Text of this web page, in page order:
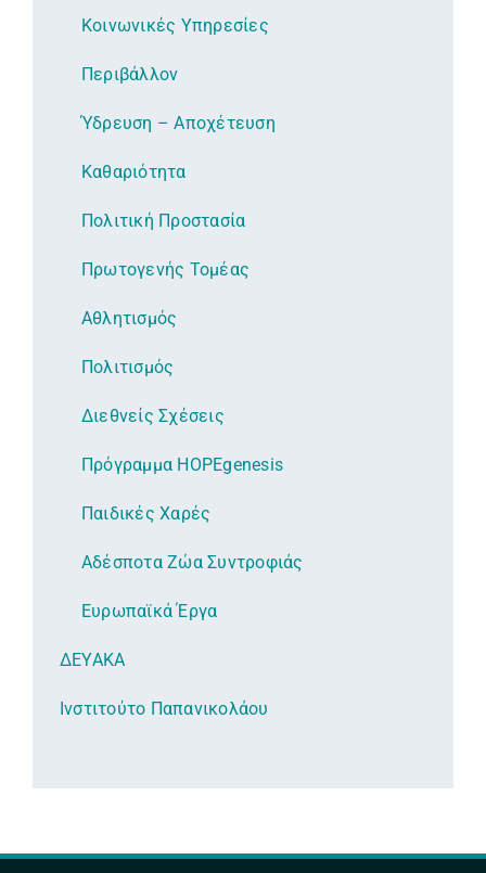
Κοινωνικές Υπηρεσίες
Περιβάλλον
Ύδρευση – Αποχέτευση
Καθαριότητα
Πολιτική Προστασία
Πρωτογενής Τομέας
Αθλητισμός
Πολιτισμός
Διεθνείς Σχέσεις
Πρόγραμμα HOPEgenesis
Παιδικές Χαρές
Αδέσποτα Ζώα Συντροφιάς
Ευρωπαϊκά Έργα
ΔΕΥΑΚΑ
Ινστιτούτο Παπανικολάου